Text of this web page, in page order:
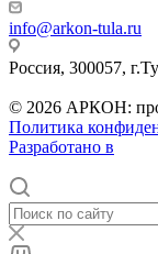
info@arkon-tula.ru
Россия, 300057,
© 2026 АРКОН:
Политика
Разработано в